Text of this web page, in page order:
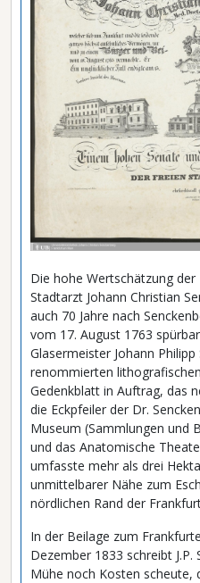
Die hohe Wertschätzung
Stadtarzt Johann Christian
auch 70 Jahre nach
vom 17. August 1763
Glasermeister Johann
renommierten
Gedenkblatt in Auftrag, das
die Eckpfeiler der Dr.
Museum (Sammlungen und
und das Anatomische
umfasste mehr als drei
unmittelbarer Nähe zum
nördlichen Rand der
In der Beilage zum
Dezember 1833 schreibt
Mühe noch Kosten scheute,